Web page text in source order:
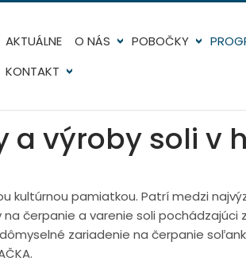
AKTUÁLNE O NÁS POBOČKY
KONTAKT
a výroby soli v
kultúrnou pamiatkou. Patrí medzi
čerpanie a varenie soli pochádzajúci
zariadenie na čerpanie